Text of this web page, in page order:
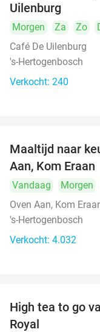
Uilenburg
Morgen Za Zo
Café De Uilenburg
's-Hertogenbosch
Verkocht: 240
Maaltijd naar
Aan, Kom Eraan
Vandaag Morgen
Oven Aan, Kom
's-Hertogenbosch
Verkocht: 4.032
High tea to go
Royal